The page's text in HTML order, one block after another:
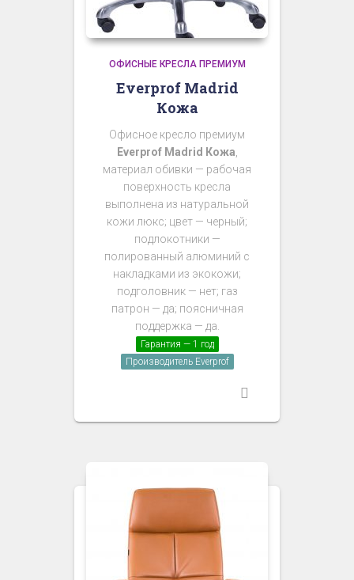
ОФИСНЫЕ КРЕСЛА ПРЕМИУМ
Everprof Madrid
Кожа
Офисное кресло премиум
Everprof Madrid Кожа
материал обивки — рабочая
поверхность кресла
выполнена из натуральной
кожи люкс; цвет — черный;
подлокотники —
полированный алюминий с
накладками из экокожи;
подголовник — нет; газ
патрон — да; поясничная
поддержка — да.
Гарантия — 1 год
Производитель Everprof